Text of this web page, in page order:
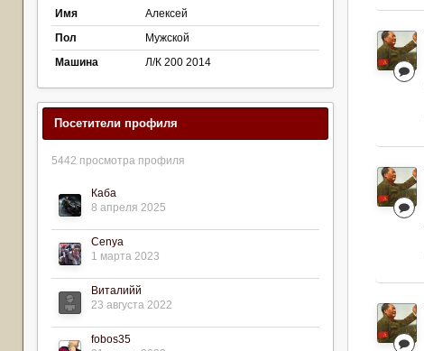
Имя
Алексей
Пол
Мужской
Машина
Л/К 200 2014
Посетители профиля
5442 просмотра профиля
Каба
8 апреля 2025
Cenya
1 марта 2023
Виталийй
23 августа 2022
fobos35